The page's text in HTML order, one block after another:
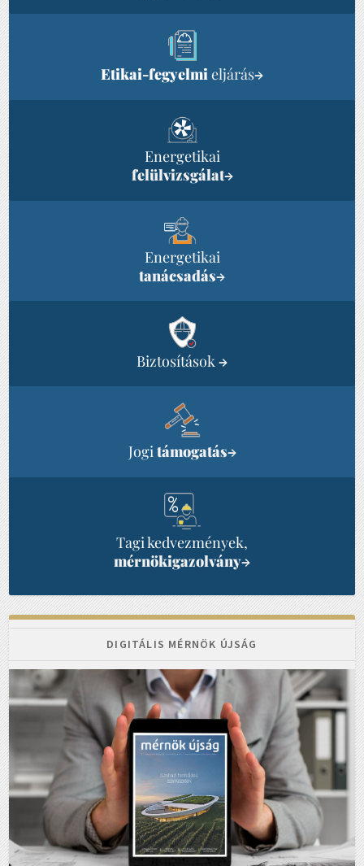
Etikai-fegyelmieljárás→
Energetikai
felülvizsgálat→
Energetikai
tanácsadás→
Biztosítások→
Jogitámogatás→
Tagi kedvezmények,
mérnökigazolvány→
DIGITÁLIS MÉRNÖK ÚJSÁG